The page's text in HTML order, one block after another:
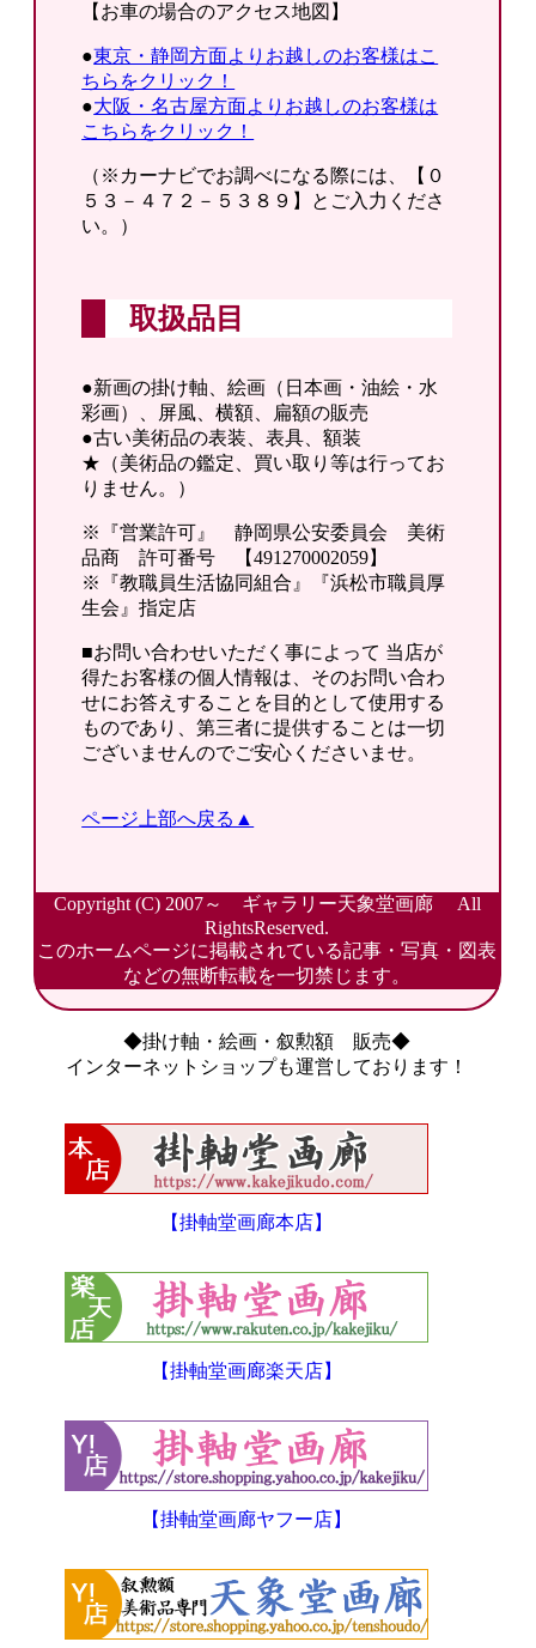
【お車の場合のアクセス地図】
●東京・静岡方面よりお越しのお客様はこ
ちらをクリック！
●大阪・名古屋方面よりお越しのお客様は
こちらをクリック！
（※カーナビでお調べになる際には、【０
５３－４７２－５３８９】とご入力くださ
い。）
取扱品目
●新画の掛け軸、絵画（日本画・油絵・水
彩画）、屏風、横額、扁額の販売
●古い美術品の表装、表具、額装
★（美術品の鑑定、買い取り等は行ってお
りません。）
※『営業許可』 静岡県公安委員会 美術
品商 許可番号 【491270002059】
※『教職員生活協同組合』『浜松市職員厚
生会』指定店
■お問い合わせいただく事によって 当店が
得たお客様の個人情報は、そのお問い合わ
せにお答えすることを目的として使用する
ものであり、第三者に提供することは一切
ございませんのでご安心くださいませ。
ページ上部へ戻る▲
Copyright (C) 2007～ ギャラリー天象堂画廊 All
RightsReserved.
このホームページに掲載されている記事・写真・図表
などの無断転載を一切禁じます。
◆掛け軸・絵画・叙勲額 販売◆
インターネットショップも運営しております！
【掛軸堂画廊本店】
【掛軸堂画廊楽天店】
【掛軸堂画廊ヤフー店】